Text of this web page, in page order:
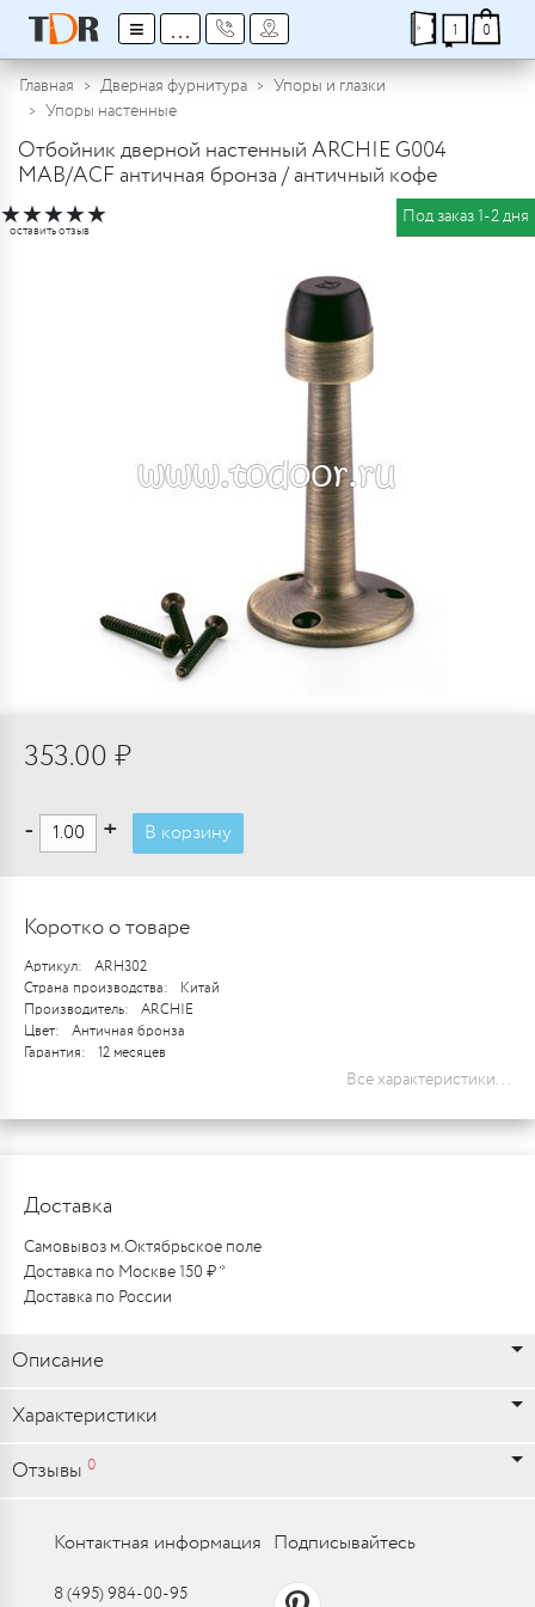
≡ ... 1 0
Главная Дверная фурнитура
Упоры и глазки
Упоры настенные
Отбойник дверной настенный ARCHIE G004
MAB/ACF античная бронза / античный кофе
★★★★★
оставить отзыв
Под заказ 1-2 дня
353.00 ₽
- + В корзину
Коротко о товаре
Артикул:
ARH302
Страна производства:
Китай
Производитель:
ARCHIE
Цвет:
Античная бронза
Гарантия:
12 месяцев
Все характеристики...
Доставка
Самовывоз м.Октябрьское поле
Доставка по Москве 150 ₽ *
Доставка по России
Описание
Характеристики
Отзывы 0
Контактная информация
8 (495) 984-00-95
Подписывайтесь